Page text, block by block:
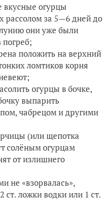
вкусные огурцы
рассолом за 5—6 дней до
они уже были
положить на верхний
ломтиков корня
огурцы в бочке,
выпарить
чабрецом и другими
(или щепотка
солёным огурцам
от излишнего
не «взорвалась»,
ст. ложки водки или 1 ст.